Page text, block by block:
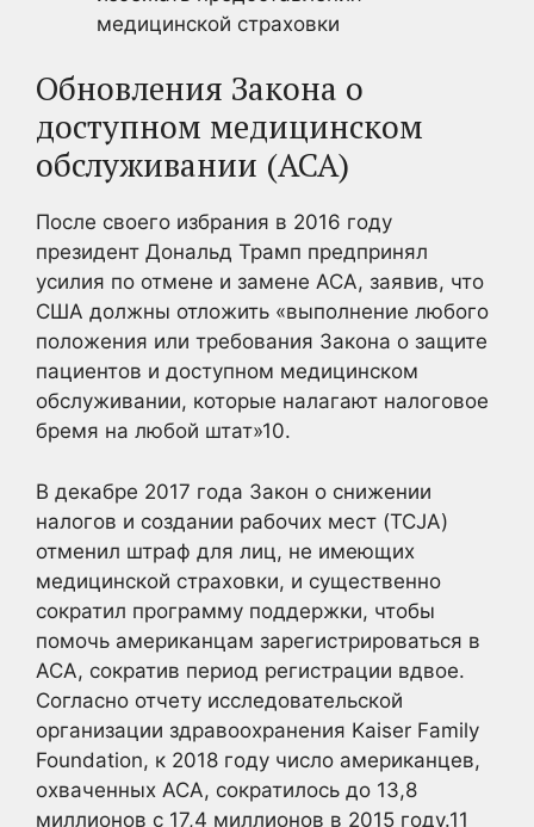
медицинской страховки
Обновления Закона о
доступном медицинском
обслуживании (ACA)
После своего избрания в 2016 году
президент Дональд Трамп предпринял
усилия по отмене и замене ACA, заявив, что
США должны отложить «выполнение любого
положения или требования Закона о защите
пациентов и доступном медицинском
обслуживании, которые налагают налоговое
бремя на любой штат»10.
В декабре 2017 года Закон о снижении
налогов и создании рабочих мест (TCJA)
отменил штраф для лиц, не имеющих
медицинской страховки, и существенно
сократил программу поддержки, чтобы
помочь американцам зарегистрироваться в
ACA, сократив период регистрации вдвое.
Согласно отчету исследовательской
организации здравоохранения Kaiser Family
Foundation, к 2018 году число американцев,
охваченных ACA, сократилось до 13,8
миллионов с 17,4 миллионов в 2015 году.11